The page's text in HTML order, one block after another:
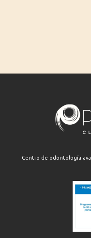
Centro de odontología